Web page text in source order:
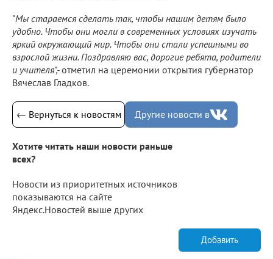
"Мы стараемся сделать так, чтобы нашим детям было
удобно. Чтобы они могли в современных условиях изучать
яркий окружающий мир. Чтобы они стали успешными во
взрослой жизни. Поздравляю вас, дорогие ребята, родители
и учителя",-отметил на церемонии открытия губернатор
Вячеслав Гладков.
← Вернуться к новостям Другие новости в
Хотите читать наши новости раньше
всех?
Новости из приоритетных источников
показываются на сайте
Яндекс.Новостей выше других
Добавить